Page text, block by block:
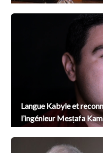
Langue Kabyle et
l’ingénieur Mesṭafa